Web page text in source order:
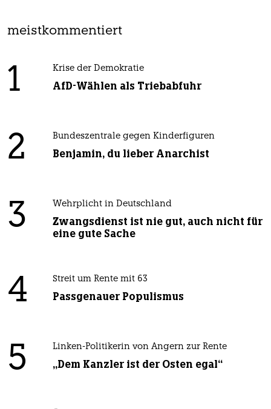
meistkommentiert
1 Krise der Demokratie
AfD-Wählen als Triebabfuhr
2 Bundeszentrale gegen Kinderfiguren
Benjamin, du lieber Anarchist
3 Wehrplicht in Deutschland
Zwangsdienst ist nie gut, auch nicht für
eine gute Sache
4 Streit um Rente mit 63
Passgenauer Populismus
5 Linken-Politikerin von Angern zur Rente
„Dem Kanzler ist der Osten egal“